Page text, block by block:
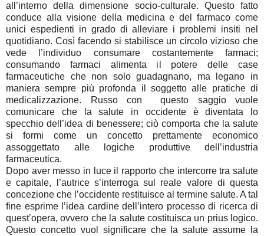
all’interno della dimensione socio-culturale. Questo fatto
conduce alla visione della medicina e del farmaco come
unici espedienti in grado di alleviare i problemi insiti nel
quotidiano. Così facendo si stabilisce un circolo vizioso che
vede l’individuo consumare costantemente farmaci;
consumando farmaci alimenta il potere delle case
farmaceutiche che non solo guadagnano, ma legano in
maniera sempre più profonda il soggetto alle pratiche di
medicalizzazione. Russo con questo saggio vuole
comunicare che la salute in occidente è diventata lo
specchio dell’idea di benessere; ciò comporta che la salute
si formi come un concetto prettamente economico
assoggettato alle logiche produttive dell’industria
farmaceutica.
Dopo aver messo in luce il rapporto che intercorre tra salute
e capitale, l’autrice s’interroga sul reale valore di questa
concezione che l’occidente restituisce al termine salute. A tal
fine esprime l’idea cardine dell’intero processo di ricerca di
quest’opera, ovvero che la salute costituisca un prius logico.
Questo concetto vuol significare che la salute assume la